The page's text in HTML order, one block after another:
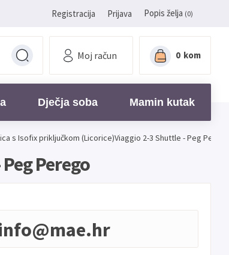
Registracija Prijava Popis želja (0)
Moj račun 0 kom
Dječja soba Mamin kutak
s Isofix priključkom (Licorice)Viaggio 2-3 Shuttle - Peg
Perego